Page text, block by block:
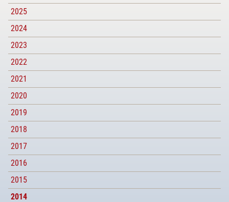
2025
2024
2023
2022
2021
2020
2019
2018
2017
2016
2015
2014